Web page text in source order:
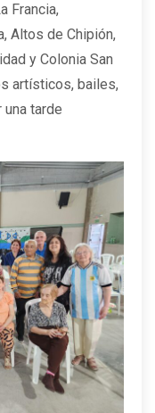
Francia,
Altos de Chipión,
y Colonia San
artísticos, bailes,
tarde